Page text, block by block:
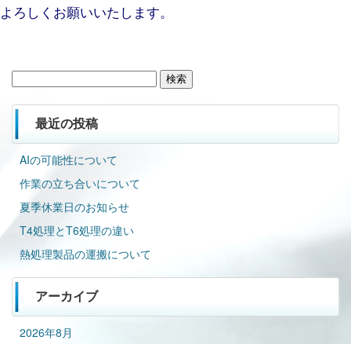
よろしくお願いいたします。
最近の投稿
AIの可能性について
作業の立ち合いについて
夏季休業日のお知らせ
T4処理とT6処理の違い
熱処理製品の運搬について
アーカイブ
2026年8月